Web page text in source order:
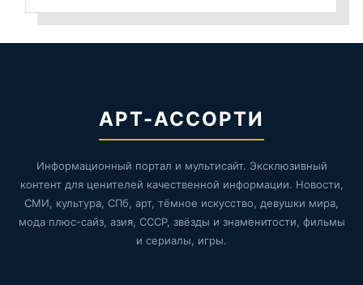
АРТ-АССОРТИ
Информационный портал и мультисайт. Эксклюзивный
контент для ценителей качественной информации. Новости,
СМИ, культура, СПб, арт, тёмное искусство, девушки мира,
мода плюс-сайз, азия, СССР, звёзды и знаменитости, фильмы
и сериалы, игры.